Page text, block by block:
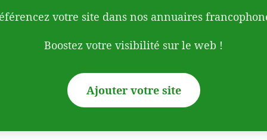
votre site dans nos annuaires
Boostez votre visibilité sur le web !
Ajouter votre site